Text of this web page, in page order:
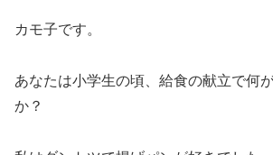
カモ子です。
あなたは小学生の頃、給食の献立で何
か？